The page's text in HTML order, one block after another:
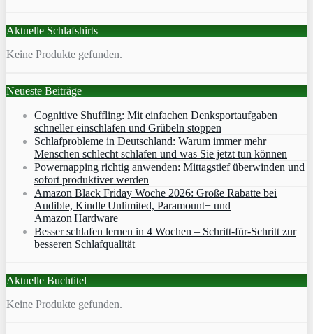
Aktuelle Schlafshirts
Keine Produkte gefunden.
Neueste Beiträge
Cognitive Shuffling: Mit einfachen Denksportaufgaben
schneller einschlafen und Grübeln stoppen
Schlafprobleme in Deutschland: Warum immer mehr
Menschen schlecht schlafen und was Sie jetzt tun können
Powernapping richtig anwenden: Mittagstief überwinden und
sofort produktiver werden
Amazon Black Friday Woche 2026: Große Rabatte bei
Audible, Kindle Unlimited, Paramount+ und
Amazon Hardware
Besser schlafen lernen in 4 Wochen – Schritt‑für‑Schritt zur
besseren Schlafqualität
Aktuelle Buchtitel
Keine Produkte gefunden.